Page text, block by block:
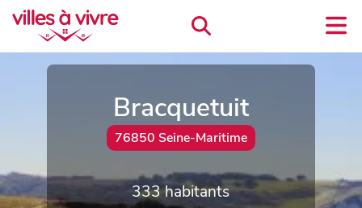
Bracquetuit
76850 Seine-Maritime
333 habitants